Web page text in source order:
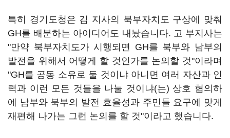
특히 경기도청은 김 지사의 북부자치도 구상에 맞춰
GH를 배분하는 아이디어도 내놨습니다. 고 부지사는
"만약 북부자치도가 시행되면 GH를 북부와 남부의
발전을 위해서 어떻게 할 것인가를 논의할 것"이라며
"GH를 공동 소유로 둘 것이냐 아니면 여러 자산과 인
력과 이런 모든 것들을 나눌 것이냐(는) 상호 협의하
에 남부와 북부의 발전 효율성과 주민들 요구에 맞게
재편해 나가는 그런 논의를 할 것"이라고 했습니다.